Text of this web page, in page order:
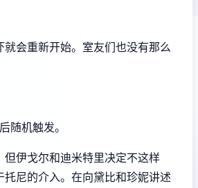
就会重新开始。室友们也没有那么
随机触发。
但伊戈尔和迪米特里决定不这样
托尼的介入。在向黛比和珍妮讲述